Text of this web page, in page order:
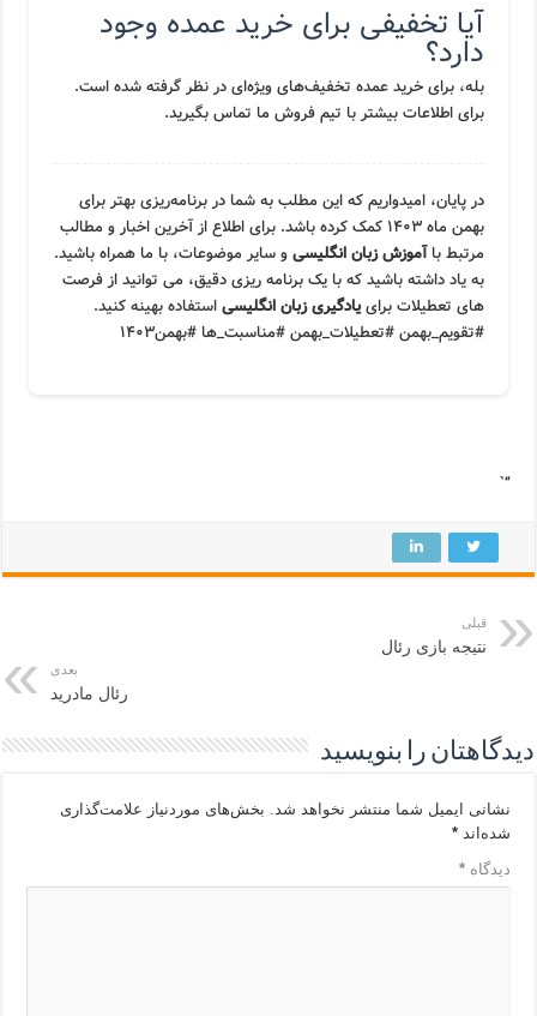
آیا تخفیفی برای خرید عمده وجود
دارد؟
بله، برای خرید عمده تخفیف‌های ویژه‌ای در نظر گرفته شده است.
برای اطلاعات بیشتر با تیم فروش ما تماس بگیرید.
در پایان، امیدواریم که این مطلب به شما در برنامه‌ریزی بهتر برای
بهمن ماه ۱۴۰۳ کمک کرده باشد. برای اطلاع از آخرین اخبار و مطالب
مرتبط باآموزش زبان انگلیسیو سایر موضوعات، با ما همراه باشید.
به یاد داشته باشید که با یک برنامه ریزی دقیق، می توانید از فرصت
های تعطیلات براییادگیری زبان انگلیسیاستفاده بهینه کنید.
#تقویم_بهمن #تعطیلات_بهمن #مناسبت_ها #بهمن۱۴۰۳
“`
قبلی
نتیجه بازی رئال
بعدی
رئال مادرید
دیدگاهتان را بنویسید
نشانی ایمیل شما منتشر نخواهد شد.
بخش‌های موردنیاز علامت‌گذاری
شده‌اند*
دیدگاه*